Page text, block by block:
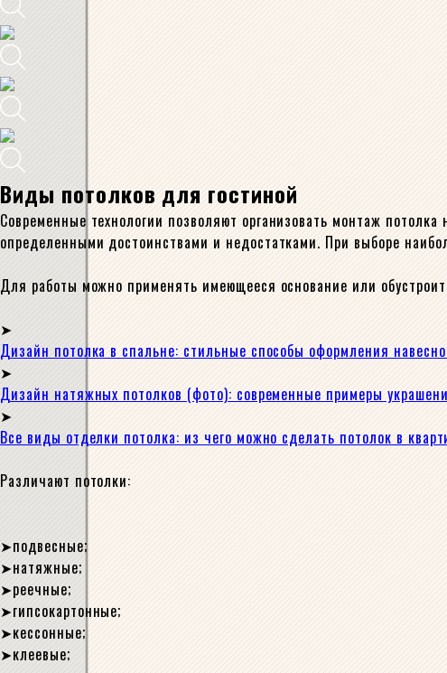
Виды потолков для гостиной
Современные технологии позволяют организовать монтаж
определенными достоинствами и недостатками. При выборе
Для работы можно применять имеющееся основание или
Дизайн потолка в спальне: стильные способы оформления
Дизайн натяжных потолков (фото): современные примеры
Все виды отделки потолка: из чего можно сделать потолок в
Различают потолки:
подвесные;
натяжные;
реечные;
гипсокартонные;
кессонные;
клеевые;